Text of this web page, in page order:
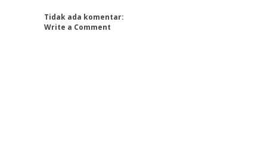
Tidak ada komentar:
Write a Comment